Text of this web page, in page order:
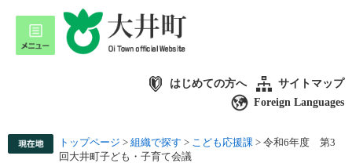
はじめての方へ
サイトマップ
Foreign Languages
トップページ > 組織で探す > こども応援課 > 令和6年度 第3
回大井町子ども・子育て会議